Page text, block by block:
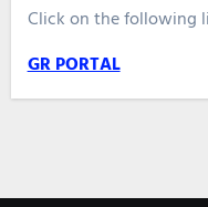
Click on the following
GR PORTAL